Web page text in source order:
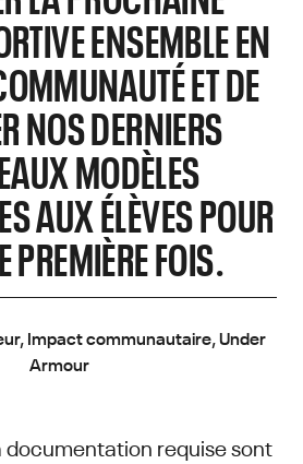
ENSEMBLE EN
ET DE
NOS DERNIERS
MODÈLES
AUX ÉLÈVES POUR
PREMIÈRE FOIS.
Impact communautaire, Under
Armour
documentation requise sont